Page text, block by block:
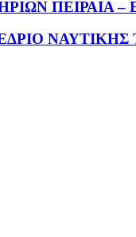
ΠΕΙΡΑΙΑ